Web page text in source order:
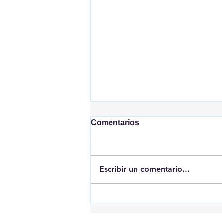
Comentarios
Escribir un comentario...